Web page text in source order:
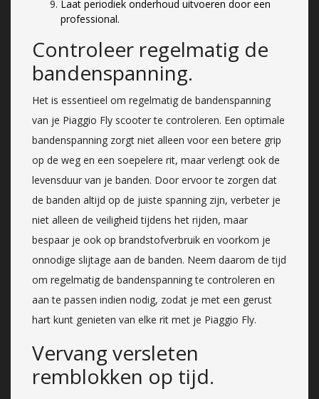
Laat periodiek onderhoud uitvoeren door een
professional.
Controleer regelmatig de
bandenspanning.
Het is essentieel om regelmatig de bandenspanning
van je Piaggio Fly scooter te controleren. Een optimale
bandenspanning zorgt niet alleen voor een betere grip
op de weg en een soepelere rit, maar verlengt ook de
levensduur van je banden. Door ervoor te zorgen dat
de banden altijd op de juiste spanning zijn, verbeter je
niet alleen de veiligheid tijdens het rijden, maar
bespaar je ook op brandstofverbruik en voorkom je
onnodige slijtage aan de banden. Neem daarom de tijd
om regelmatig de bandenspanning te controleren en
aan te passen indien nodig, zodat je met een gerust
hart kunt genieten van elke rit met je Piaggio Fly.
Vervang versleten
remblokken op tijd.